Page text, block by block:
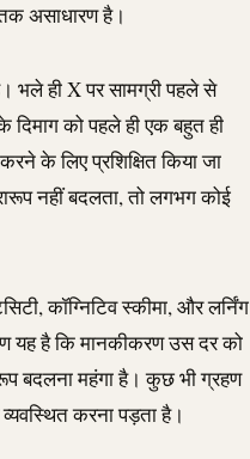
असाधारण है।
भले ही X पर सामग्री पहले से
को पहले ही एक बहुत ही
के लिए प्रशिक्षित किया जा
नहीं बदलता, तो लगभग कोई
कॉग्निटिव स्कीमा, और लर्निंग
यह है कि मानकीकरण उस दर को
बदलना महंगा है। कुछ भी ग्रहण
करना पड़ता है।